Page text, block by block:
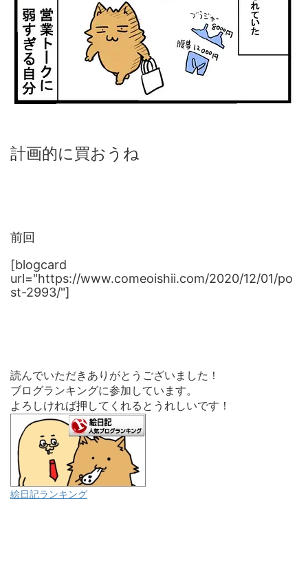
計画的に買おうね
前回
[blogcard
url="https://www.comeoishii.com/2020/12/01/po
st-2993/"]
読んでいただきありがとうございました！
ブログランキングに参加しています。
よろしければ押してくれるとうれしいです！
絵日記ランキング